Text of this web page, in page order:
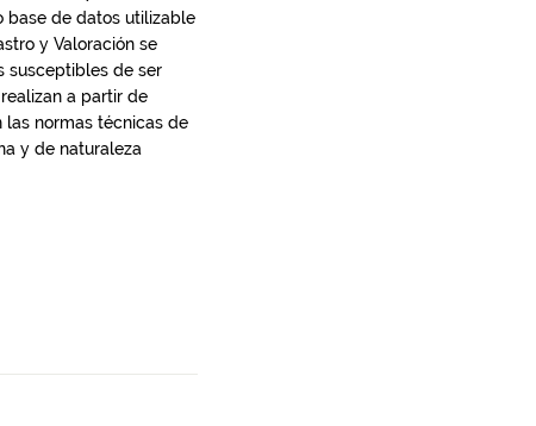
base de datos utilizable
y Valoración se
susceptibles de ser
a partir de
normas técnicas de
y de naturaleza